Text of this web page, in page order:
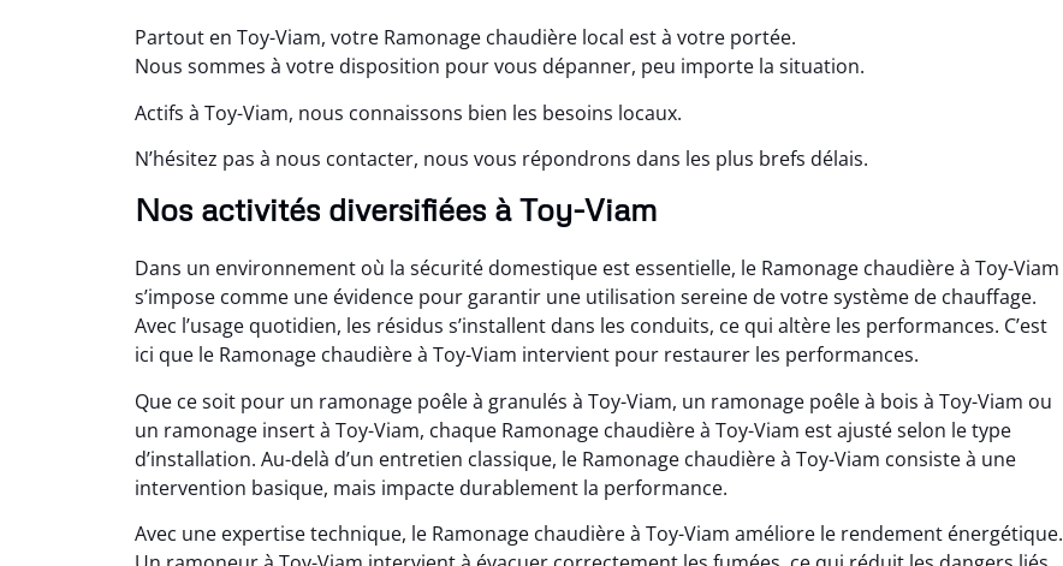
Partout en Toy-Viam, votre Ramonage chaudière local est à votre portée.
Nous sommes à votre disposition pour vous dépanner, peu importe la situation.
Actifs à Toy-Viam, nous connaissons bien les besoins locaux.
N’hésitez pas à nous contacter, nous vous répondrons dans les plus brefs délais.
Nos activités diversifiées à Toy-Viam
Dans un environnement où la sécurité domestique est essentielle, le Ramonage chaudière à Toy-Viam
s’impose comme une évidence pour garantir une utilisation sereine de votre système de chauffage.
Avec l’usage quotidien, les résidus s’installent dans les conduits, ce qui altère les performances. C’est
ici que le Ramonage chaudière à Toy-Viam intervient pour restaurer les performances.
Que ce soit pour un ramonage poêle à granulés à Toy-Viam, un ramonage poêle à bois à Toy-Viam ou
un ramonage insert à Toy-Viam, chaque Ramonage chaudière à Toy-Viam est ajusté selon le type
d’installation. Au-delà d’un entretien classique, le Ramonage chaudière à Toy-Viam consiste à une
intervention basique, mais impacte durablement la performance.
Avec une expertise technique, le Ramonage chaudière à Toy-Viam améliore le rendement énergétique.